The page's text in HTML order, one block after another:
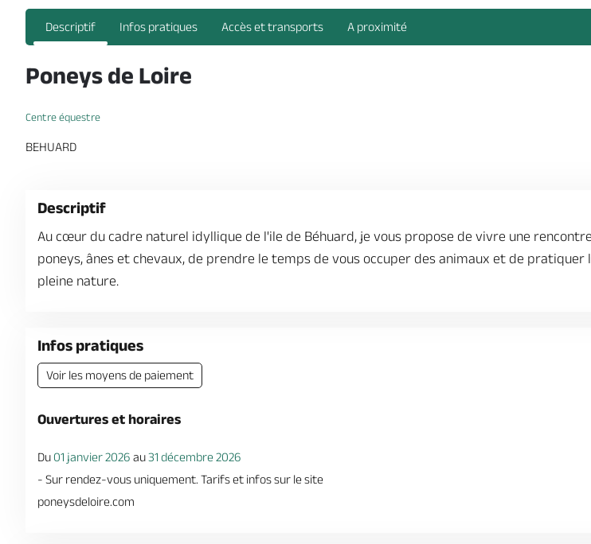
Descriptif Infos pratiques Accès et transports A proximité
Poneys de Loire
Centre équestre
BEHUARD
Descriptif
Au cœur du cadre naturel idyllique de l'ile de Béhuard, je vous propose de vivre une
poneys, ânes et chevaux, de prendre le temps de vous occuper des animaux et de pratiquer
pleine nature.
Infos pratiques
Voir les moyens de paiement
Ouvertures et horaires
Du 01 janvier 2026 au31 décembre 2026
- Sur rendez-vous uniquement. Tarifs et infos sur le site
poneysdeloire.com